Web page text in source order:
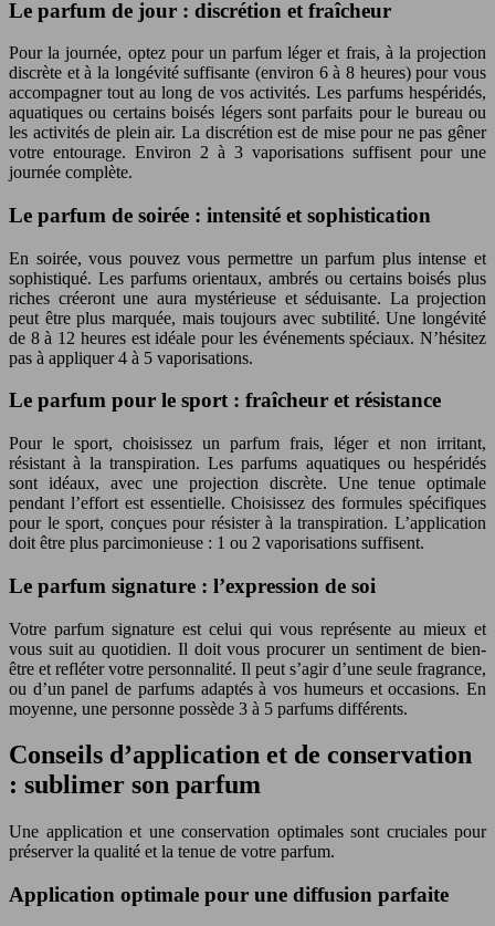
Le parfum de jour : discrétion et fraîcheur
Pour la journée, optez pour un parfum léger et frais, à la projection
discrète et à la longévité suffisante (environ 6 à 8 heures) pour vous
accompagner tout au long de vos activités. Les parfums hespéridés,
aquatiques ou certains boisés légers sont parfaits pour le bureau ou
les activités de plein air. La discrétion est de mise pour ne pas gêner
votre entourage. Environ 2 à 3 vaporisations suffisent pour une
journée complète.
Le parfum de soirée : intensité et sophistication
En soirée, vous pouvez vous permettre un parfum plus intense et
sophistiqué. Les parfums orientaux, ambrés ou certains boisés plus
riches créeront une aura mystérieuse et séduisante. La projection
peut être plus marquée, mais toujours avec subtilité. Une longévité
de 8 à 12 heures est idéale pour les événements spéciaux. N’hésitez
pas à appliquer 4 à 5 vaporisations.
Le parfum pour le sport : fraîcheur et résistance
Pour le sport, choisissez un parfum frais, léger et non irritant,
résistant à la transpiration. Les parfums aquatiques ou hespéridés
sont idéaux, avec une projection discrète. Une tenue optimale
pendant l’effort est essentielle. Choisissez des formules spécifiques
pour le sport, conçues pour résister à la transpiration. L’application
doit être plus parcimonieuse : 1 ou 2 vaporisations suffisent.
Le parfum signature : l’expression de soi
Votre parfum signature est celui qui vous représente au mieux et
vous suit au quotidien. Il doit vous procurer un sentiment de bien-
être et refléter votre personnalité. Il peut s’agir d’une seule fragrance,
ou d’un panel de parfums adaptés à vos humeurs et occasions. En
moyenne, une personne possède 3 à 5 parfums différents.
Conseils d’application et de conservation
: sublimer son parfum
Une application et une conservation optimales sont cruciales pour
préserver la qualité et la tenue de votre parfum.
Application optimale pour une diffusion parfaite